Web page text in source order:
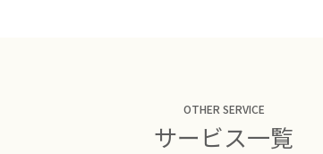
OTHER SERVICE
サービス一覧